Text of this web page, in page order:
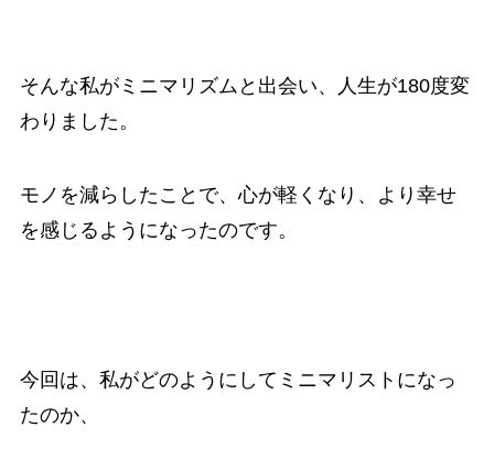
そんな私がミニマリズムと出会い、人生が180度変
わりました。
モノを減らしたことで、心が軽くなり、より幸せ
を感じるようになったのです。
今回は、私がどのようにしてミニマリストになっ
たのか、